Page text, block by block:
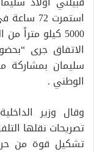
5000 كيلو
سليمان بمشاركة
الوطني .
وقال وزير
تصريحات نقلها